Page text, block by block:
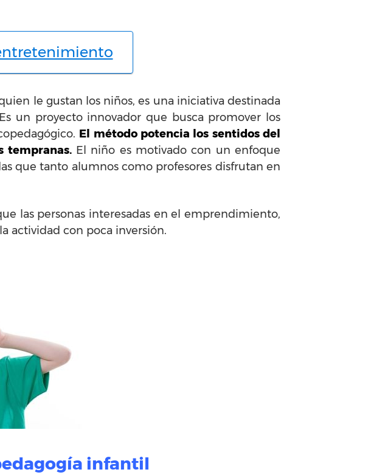
le gustan los niños, es una iniciativa destinada
un proyecto innovador que busca promover los
El método potencia los sentidos del
tempranas.El niño es motivado con un enfoque
que tanto alumnos como profesores disfrutan en
las personas interesadas en el emprendimiento,
actividad con poca inversión.
infantil